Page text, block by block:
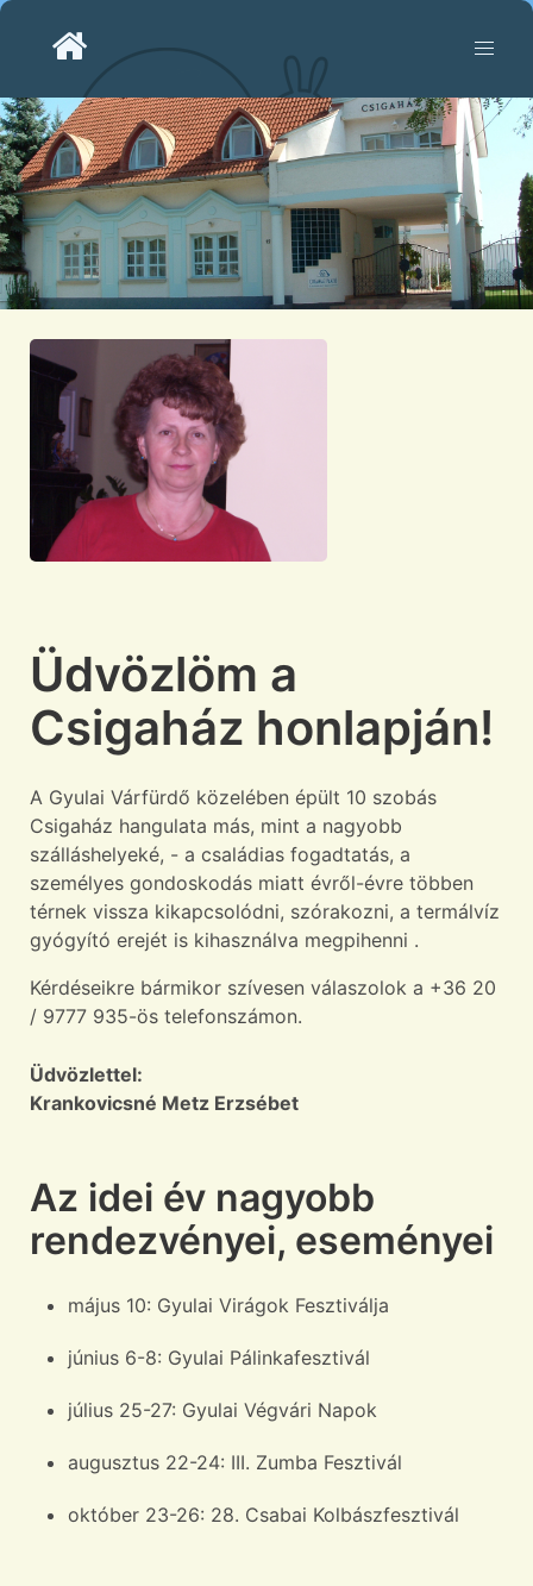
Üdvözlöm a
Csigaház honlapján!
A Gyulai Várfürdő közelében épült 10 szobás
Csigaház hangulata más, mint a nagyobb
szálláshelyeké, - a családias fogadtatás, a
személyes gondoskodás miatt évről-évre többen
térnek vissza kikapcsolódni, szórakozni, a termálvíz
gyógyító erejét is kihasználva megpihenni .
Kérdéseikre bármikor szívesen válaszolok a +36 20
/ 9777 935-ös telefonszámon.
Üdvözlettel:
Krankovicsné Metz Erzsébet
Az idei év nagyobb
rendezvényei, eseményei
május 10: Gyulai Virágok Fesztiválja
június 6-8: Gyulai Pálinkafesztivál
július 25-27: Gyulai Végvári Napok
augusztus 22-24: III. Zumba Fesztivál
október 23-26: 28. Csabai Kolbászfesztivál